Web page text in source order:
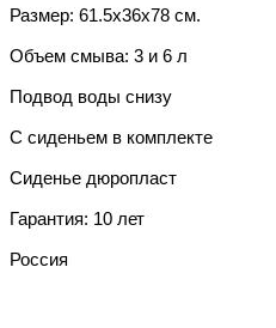
Размер: 61.5x36x78 см.
Объем смыва: 3 и 6 л
Подвод воды снизу
С сиденьем в комплекте
Сиденье дюропласт
Гарантия: 10 лет
Россия